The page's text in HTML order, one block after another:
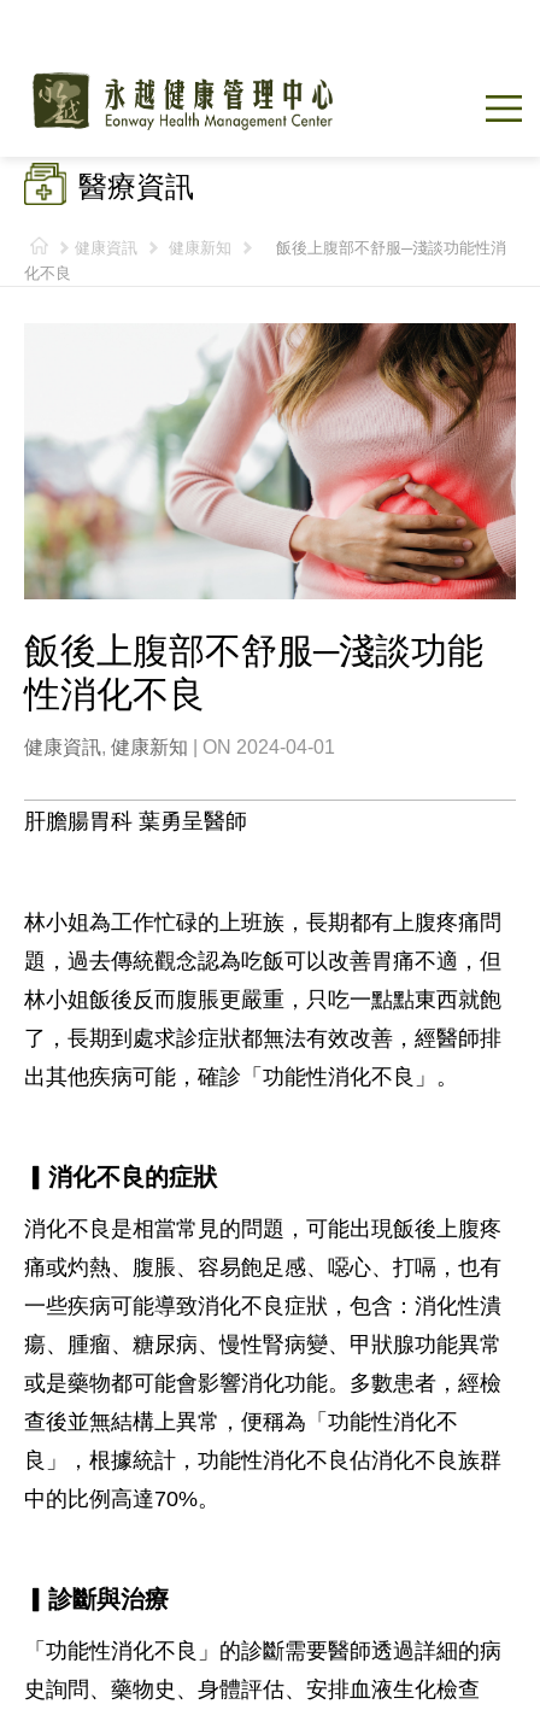
醫療資訊
健康資訊 健康新知
飯後上腹部不舒服─淺談功能性消
化不良
飯後上腹部不舒服─淺談功能
性消化不良
健康資訊, 健康新知 | ON 2024-04-01
肝膽腸胃科 葉勇呈醫師
林小姐為工作忙碌的上班族，長期都有上腹疼痛問
題，過去傳統觀念認為吃飯可以改善胃痛不適，但
林小姐飯後反而腹脹更嚴重，只吃一點點東西就飽
了，長期到處求診症狀都無法有效改善，經醫師排
出其他疾病可能，確診「功能性消化不良」。
▎消化不良的症狀
消化不良是相當常見的問題，可能出現飯後上腹疼
痛或灼熱、腹脹、容易飽足感、噁心、打嗝，也有
一些疾病可能導致消化不良症狀，包含：消化性潰
瘍、腫瘤、糖尿病、慢性腎病變、甲狀腺功能異常
或是藥物都可能會影響消化功能。多數患者，經檢
查後並無結構上異常，便稱為「功能性消化不
良」，根據統計，功能性消化不良佔消化不良族群
中的比例高達70%。
▎診斷與治療
「功能性消化不良」的診斷需要醫師透過詳細的病
史詢問、藥物史、身體評估、安排血液生化檢查